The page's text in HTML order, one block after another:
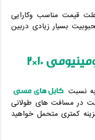
قیمت مناسب وکارایی
بسیار زیادی دربین
بهترین جایگزین کابل آلومینیومی 10*2
به نسبت کابل های مسی
در مسافت های طولانی
کمتری متحمل خواهید